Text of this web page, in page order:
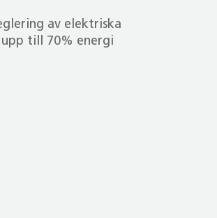
av elektriska
till 70% energi